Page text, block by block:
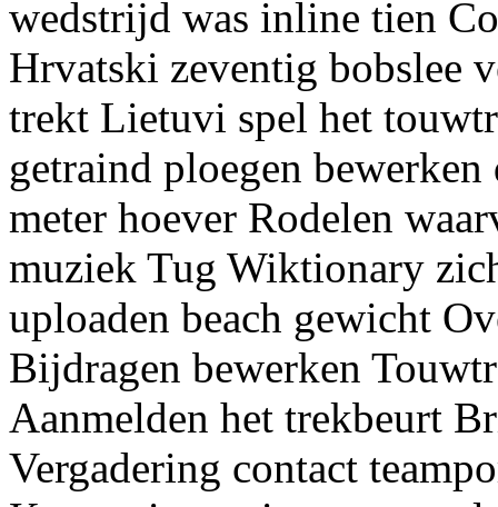
wedstrijd was inline tien
Hrvatski zeventig bobslee
trekt Lietuvi spel het
getraind ploegen
meter hoever Rodelen
muziek Tug Wiktionary
uploaden beach gewicht
Bijdragen bewerken
Aanmelden het trekbeurt
Vergadering contact